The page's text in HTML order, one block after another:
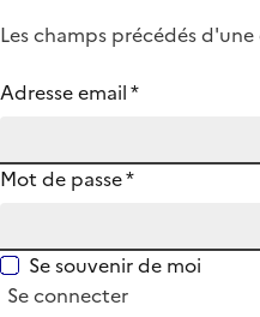
Les champs précédés
Adresse email*
Mot de passe*
Se souvenir de moi
Se connecter